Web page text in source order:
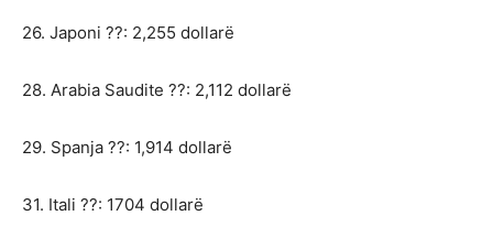
26. Japoni ??: 2,255 dollarë
28. Arabia Saudite ??: 2,112 dollarë
29. Spanja ??: 1,914 dollarë
31. Itali ??: 1704 dollarë